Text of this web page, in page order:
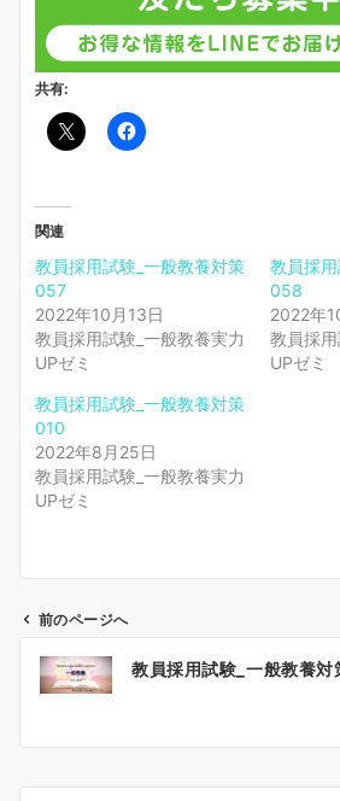
共有:
関連
教員採用試験_一般教養対策
057
2022年10月13日
教員採用試験_一般教養実力
UPゼミ
教員採
058
2022年
教員採
UPゼミ
教員採用試験_一般教養対策
010
2022年8月25日
教員採用試験_一般教養実力
UPゼミ
ビ
前のページへ
教員採用試験_一般教養